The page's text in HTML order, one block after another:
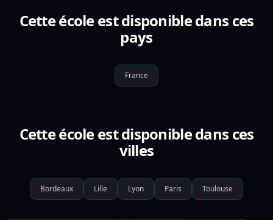
Cette école est disponible dans ces
pays
France
Cette école est disponible dans ces
villes
Bordeaux Lille Lyon Paris Toulouse